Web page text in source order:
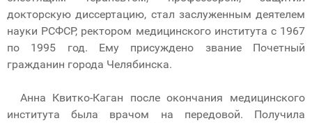
докторскую диссертацию, стал заслуженным деятелем
науки РСФСР, ректором медицинского института с 1967
по 1995 год. Ему присуждено звание Почетный
гражданин города Челябинска.
Анна Квитко-Каган после окончания медицинского
института была врачом на передовой. Получила